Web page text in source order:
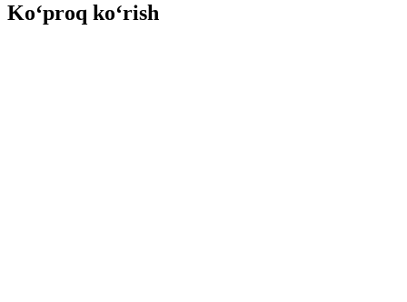
Ko‘proq ko‘rish